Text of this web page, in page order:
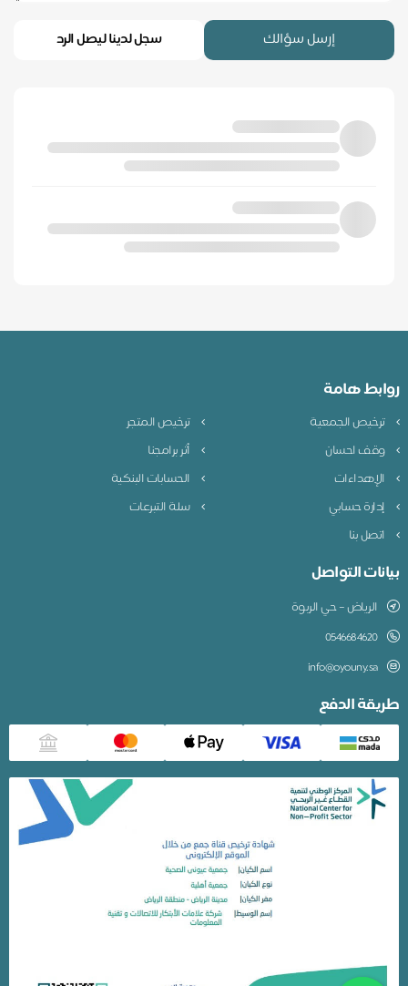
إرسل سؤالك سجل لدينا ليصل الرد
روابط هامة
ترخيص الجمعية
ترخيص المتجر
وقف احسان
أثر برامجنا
الإهداءات
الحسابات البنكية
إدارة حسابي
سلة التبرعات
اتصل بنا
بيانات التواصل
الرياض – حي الربوة
0546684620
info@oyouny.sa
طريقة الدفع